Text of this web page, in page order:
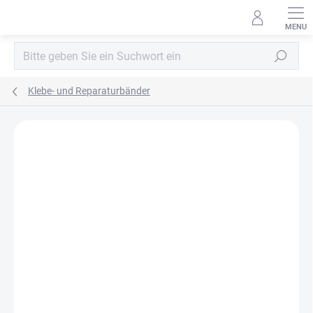
Suchen
Klebe- und Reparaturbänder